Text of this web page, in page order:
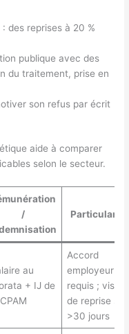
des reprises à 20 %
publique avec des
du traitement, prise en
son refus par écrit
aide à comparer
selon le secteur.
/
au
+ IJ de
Accord
employeur
requis ; visite
de reprise si
>30 jours